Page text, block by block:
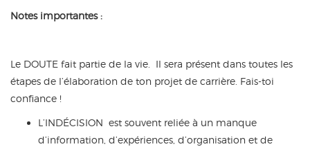
Notes importantes :
Le DOUTE fait partie de la vie. Il sera présent dans toutes les
étapes de l’élaboration de ton projet de carrière. Fais-toi
confiance !
L’INDÉCISION est souvent reliée à un manque
d’information, d’expériences, d’organisation et de